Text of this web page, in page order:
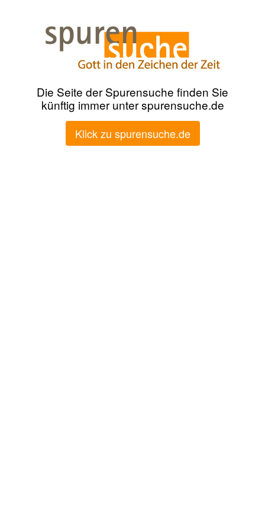
Die Seite der Spurensuche finden Sie
künftig immer unter spurensuche.de
Klick zu spurensuche.de